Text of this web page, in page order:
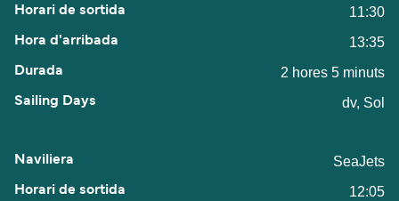
11:30
13:35
2 hores 5 minuts
dv, Sol
SeaJets
12:05